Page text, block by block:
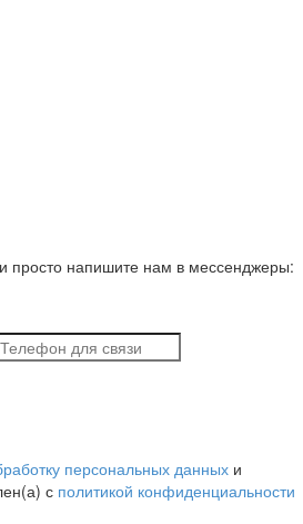
просто напишите нам в мессенджеры:
персональных данных и
с политикой конфиденциальности